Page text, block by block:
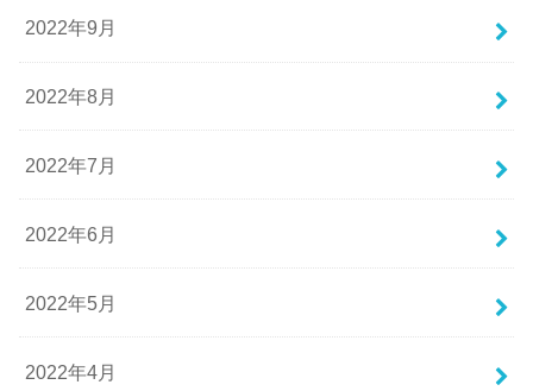
2022年9月
2022年8月
2022年7月
2022年6月
2022年5月
2022年4月